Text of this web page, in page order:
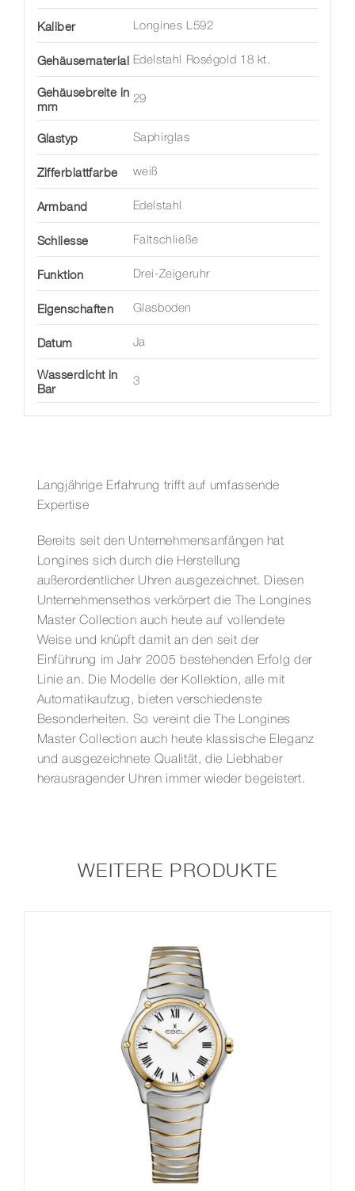
Kaliber Longines L592
Gehäusematerial Edelstahl Roségold 18 kt.
Gehäusebreite in
mm
29
Glastyp Saphirglas
Zifferblattfarbe weiß
Armband Edelstahl
Schliesse Faltschließe
Funktion Drei-Zeigeruhr
Eigenschaften Glasboden
Datum Ja
Wasserdicht in
Bar
3
Langjährige Erfahrung trifft auf umfassende
Expertise
Bereits seit den Unternehmensanfängen hat
Longines sich durch die Herstellung
außerordentlicher Uhren ausgezeichnet. Diesen
Unternehmensethos verkörpert die The Longines
Master Collection auch heute auf vollendete
Weise und knüpft damit an den seit der
Einführung im Jahr 2005 bestehenden Erfolg der
Linie an. Die Modelle der Kollektion, alle mit
Automatikaufzug, bieten verschiedenste
Besonderheiten. So vereint die The Longines
Master Collection auch heute klassische Eleganz
und ausgezeichnete Qualität, die Liebhaber
herausragender Uhren immer wieder begeistert.
WEITERE PRODUKTE